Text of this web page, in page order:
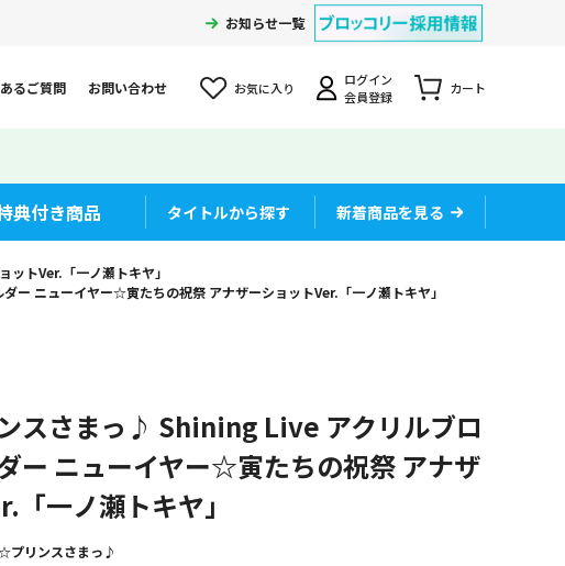
お知らせ一覧
るご質問 お問い合わせ お気に入り
ログイン
会員登録
カート
典付き商品 タイトルから探す 新着商品を見る
トVer.「一ノ瀬トキヤ」
ニューイヤー☆寅たちの祝祭 アナザーショットVer.「一ノ瀬トキヤ」
スさまっ♪ Shining Live アクリルブロ
ー ニューイヤー☆寅たちの祝祭 アナザ
「一ノ瀬トキヤ」
プリンスさまっ♪